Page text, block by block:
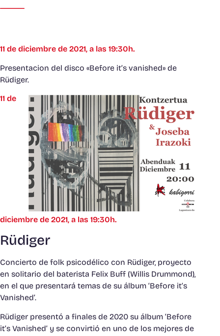
11 de diciembre de 2021, a las 19:30h.
Presentacion del disco «Before it’s vanished» de
Rüdiger.
11 de
diciembre de 2021, a las 19:30h.
Rüdiger
Concierto de folk psicodélico con Rüdiger, proyecto
en solitario del baterista Felix Buff (Willis Drummond),
en el que presentará temas de su álbum ‘Before it’s
Vanished’.
Rüdiger presentó a finales de 2020 su álbum ‘Before
it’s Vanished’ y se convirtió en uno de los mejores de